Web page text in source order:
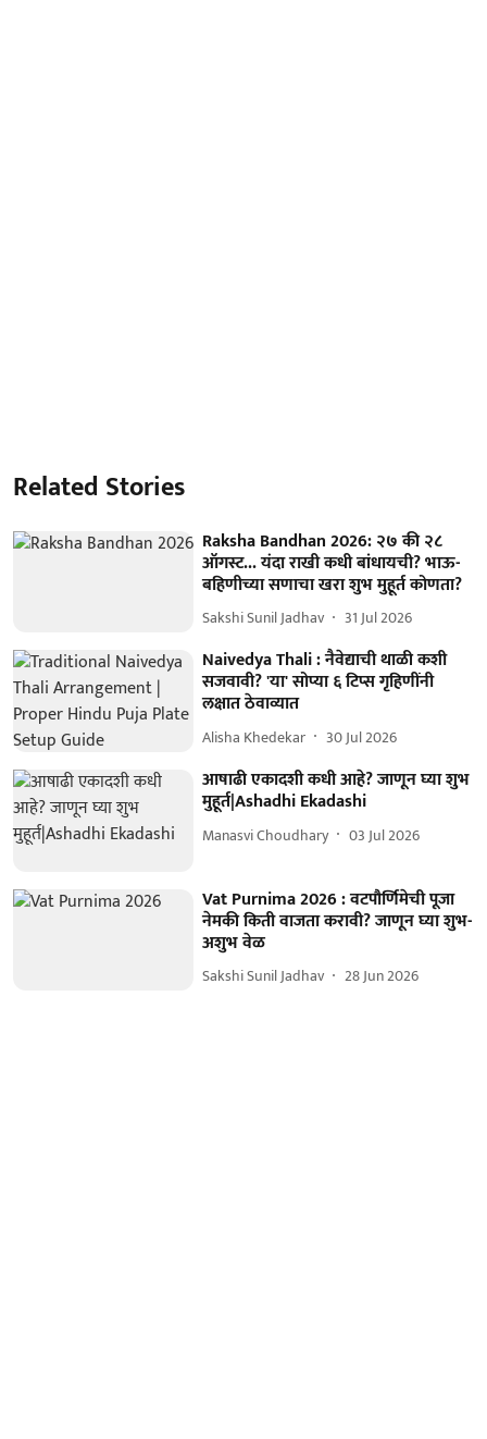
Related Stories
Raksha Bandhan 2026: २७ की २८
ऑगस्ट... यंदा राखी कधी बांधायची? भाऊ-
बहिणीच्या सणाचा खरा शुभ मुहूर्त कोणता?
Sakshi Sunil Jadhav 31 Jul 2026
Naivedya Thali : नैवेद्याची थाळी कशी
सजवावी? 'या' सोप्या ६ टिप्स गृहिणींनी
लक्षात ठेवाव्यात
Alisha Khedekar 30 Jul 2026
आषाढी एकादशी कधी आहे? जाणून घ्या शुभ
मुहूर्त|Ashadhi Ekadashi
Manasvi Choudhary 03 Jul 2026
Vat Purnima 2026 : वटपौर्णिमेची पूजा
नेमकी किती वाजता करावी? जाणून घ्या शुभ-
अशुभ वेळ
Sakshi Sunil Jadhav 28 Jun 2026